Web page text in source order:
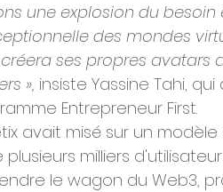
une explosion du
des mondes
ses propres avatars
», insiste Yassine Tahi,
Entrepreneur First.
avait misé sur un
plusieurs milliers
le wagon du Web3,